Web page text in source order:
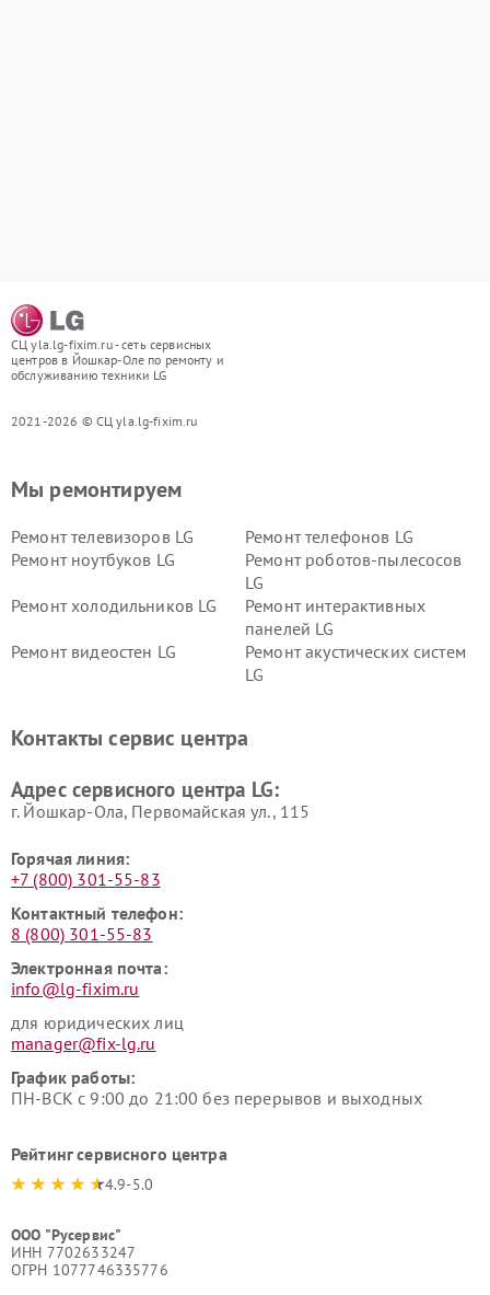
СЦ yla.lg-fixim.ru - сеть сервисных
центров в Йошкар-Оле по ремонту и
обслуживанию техники LG
2021-2026 © СЦ yla.lg-fixim.ru
Мы ремонтируем
Ремонт телевизоров LG
Ремонт телефонов LG
Ремонт ноутбуков LG
Ремонт роботов-пылесосов
LG
Ремонт холодильников LG
Ремонт интерактивных
панелей LG
Ремонт видеостен LG
Ремонт акустических систем
LG
Ремонт морозильных камер
Ремонт вертикальных
Контакты сервис центра
Адрес сервисного центра LG:
г. Йошкар-Ола, Первомайская ул., 115
Горячая линия:
+7 (800) 301-55-83
Контактный телефон:
8 (800) 301-55-83
Электронная почта:
info@lg-fixim.ru
для юридических лиц
manager@fix-lg.ru
График работы:
ПН-ВСК с 9:00 до 21:00 без перерывов и выходных
Рейтинг сервисного центра
4.9-5.0
ООО "Русервис"
ИНН 7702633247
ОГРН 1077746335776